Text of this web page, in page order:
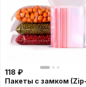
118 ₽
Пакеты с замком